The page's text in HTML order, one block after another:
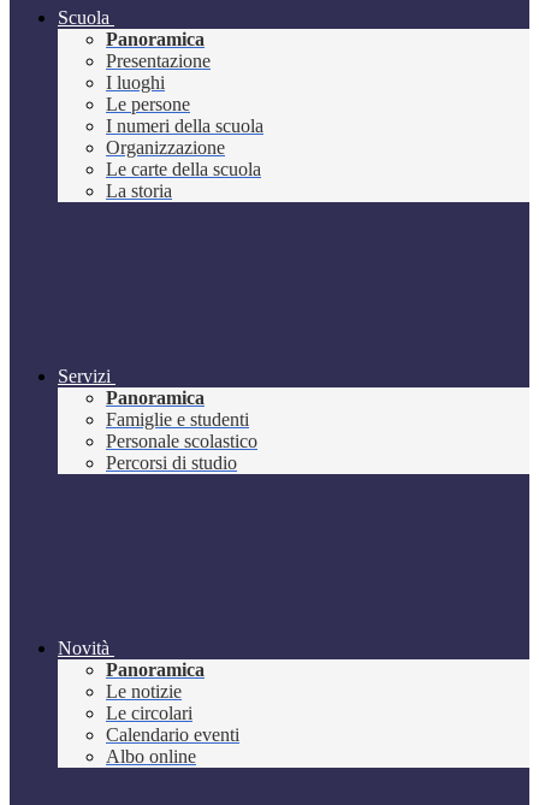
Scuola
Panoramica
Presentazione
I luoghi
Le persone
I numeri della scuola
Organizzazione
Le carte della scuola
La storia
Servizi
Panoramica
Famiglie e studenti
Personale scolastico
Percorsi di studio
Novità
Panoramica
Le notizie
Le circolari
Calendario eventi
Albo online